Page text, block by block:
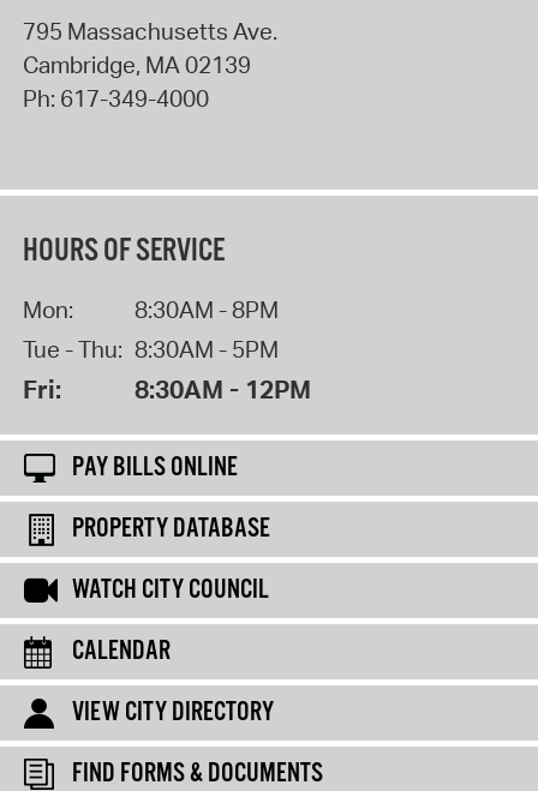
795 Massachusetts Ave.
Cambridge, MA02139
Ph: 617-349-4000
HOURS OF SERVICE
Mon:
8:30AM - 8PM
Tue - Thu: 8:30AM - 5PM
Fri: 8:30AM - 12PM
PAY BILLS ONLINE
PROPERTY DATABASE
WATCH CITY COUNCIL
CALENDAR
VIEW CITY DIRECTORY
FIND FORMS & DOCUMENTS